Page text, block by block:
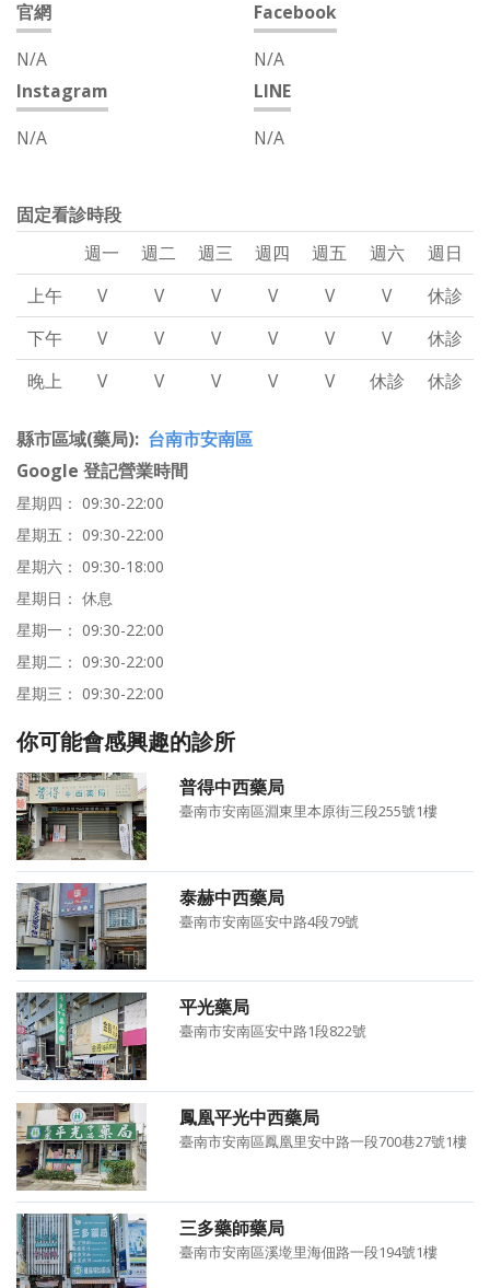
官網
N/A
Facebook
N/A
Instagram
N/A
LINE
N/A
固定看診時段
週一
週二 週三 週四 週五 週六
週日
上午
V V V V V V
休診
下午
V V V V V V
休診
晚上
V V V V V 休診 休診
縣市區域(藥局) 台南市安南區
Google 登記營業時間
星期四： 09:30-22:00
星期五： 09:30-22:00
星期六： 09:30-18:00
星期日： 休息
星期一： 09:30-22:00
星期二： 09:30-22:00
星期三： 09:30-22:00
你可能會感興趣的診所
普得中西藥局
臺南市安南區淵東里本原街三段255號1樓
泰赫中西藥局
臺南市安南區安中路4段79號
平光藥局
臺南市安南區安中路1段822號
鳳凰平光中西藥局
臺南市安南區鳳凰里安中路一段700巷27號1樓
三多藥師藥局
臺南市安南區溪墘里海佃路一段194號1樓